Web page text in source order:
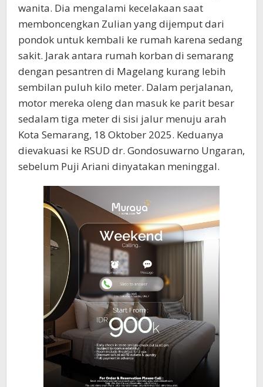
wanita. Dia mengalami kecelakaan saat
memboncengkan Zulian yang dijemput dari
pondok untuk kembali ke rumah karena sedang
sakit. Jarak antara rumah korban di semarang
dengan pesantren di Magelang kurang lebih
sembilan puluh kilo meter. Dalam perjalanan,
motor mereka oleng dan masuk ke parit besar
sedalam tiga meter di sisi jalur menuju arah
Kota Semarang, 18 Oktober 2025. Keduanya
dievakuasi ke RSUD dr. Gondosuwarno Ungaran,
sebelum Puji Ariani dinyatakan meninggal.